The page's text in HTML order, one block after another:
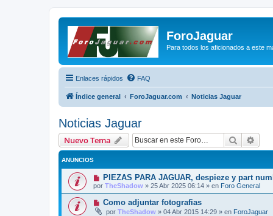
ForoJaguar
Para todos los aficionados a este
Enlaces rápidos FAQ
Índice general ForoJaguar.com Noticias Jaguar
Noticias Jaguar
Nuevo Tema Buscar
ANUNCIOS
PIEZAS PARA JAGUAR, despieze y part
por TheShadow » 25 Abr 2025 06:14 » en Foro General
Como adjuntar fotografias
por TheShadow » 04 Abr 2015 14:29 » en ForoJaguar